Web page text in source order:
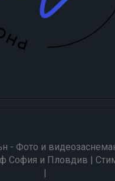
- Фото и
София и Пловдив |